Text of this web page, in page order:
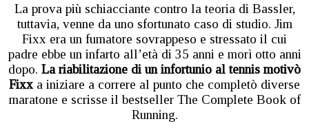
La prova più schiacciante contro la teoria di Bassler,
tuttavia, venne da uno sfortunato caso di studio. Jim
Fixx era un fumatore sovrappeso e stressato il cui
padre ebbe un infarto all’età di 35 anni e morì otto anni
dopo. La riabilitazione di un infortunio al tennis motivò
Fixx a iniziare a correre al punto che completò diverse
maratone e scrisse il bestseller The Complete Book of
Running.